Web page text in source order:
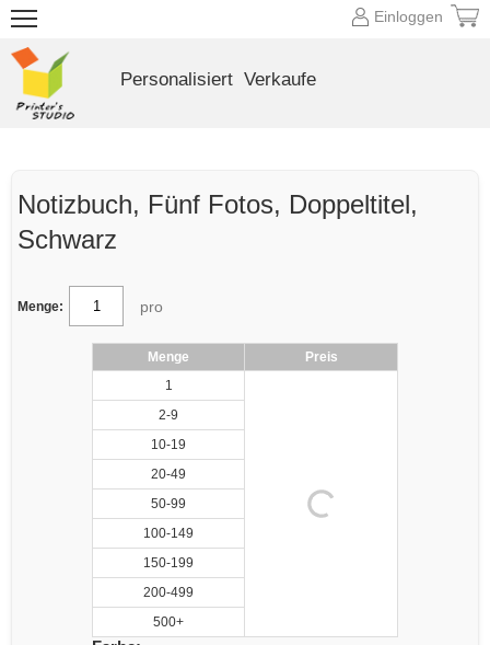
Notizbuch, Fünf Fotos, Doppeltitel,
Schwarz
Menge: pro
Menge
Preis
1
2-9
10-19
20-49
50-99
100-149
150-199
200-499
500+
Einloggen
Personalisiert Verkaufe